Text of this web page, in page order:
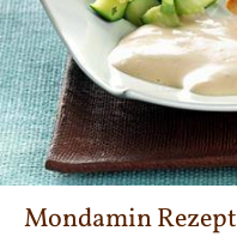
Mondamin Rezept